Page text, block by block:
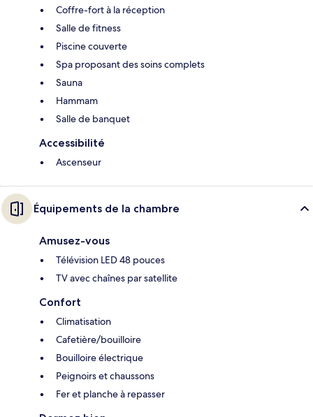
Coffre-fort à la réception
Salle de fitness
Piscine couverte
Spa proposant des soins complets
Sauna
Hammam
Salle de banquet
Accessibilité
Ascenseur
Équipements de la chambre
Amusez-vous
Télévision LED 48 pouces
TV avec chaînes par satellite
Confort
Climatisation
Cafetière/bouilloire
Bouilloire électrique
Peignoirs et chaussons
Fer et planche à repasser